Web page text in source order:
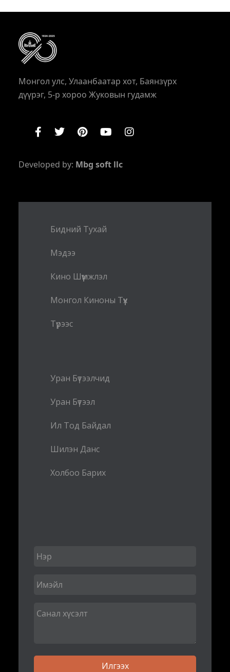
Монгол улс, Улаанбаатар хот, Баянзүрх
дүүрэг, 5-р хороо Жуковын гудамж
Developed by: Mbg soft llc
Бидний Тухай
Мэдээ
Кино Шүүмжлэл
Монгол Киноны Түүх
Түрээс
Уран Бүтээлчид
Уран Бүтээл
Ил Тод Байдал
Шилэн Данс
Холбоо Барих